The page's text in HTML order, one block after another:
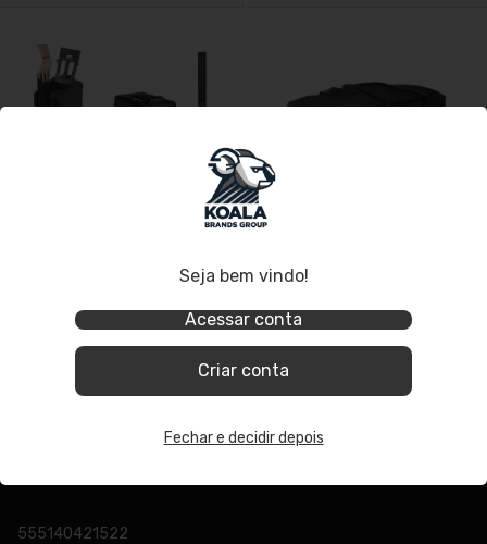
Caixa de Som Torre Sistema
PA Portátil Bluetooth Neo
Bag Capa para Torre de Som
Portátil AZ Audio Neo Pro8
555140421522
Seja bem vindo!
Acessar conta
Criar conta
Fechar e decidir depois